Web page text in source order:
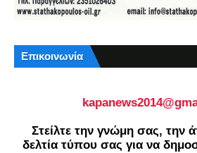
Επικοινωνία
Στείλτε την γνώμη σας, την
δελτία τύπου σας για να